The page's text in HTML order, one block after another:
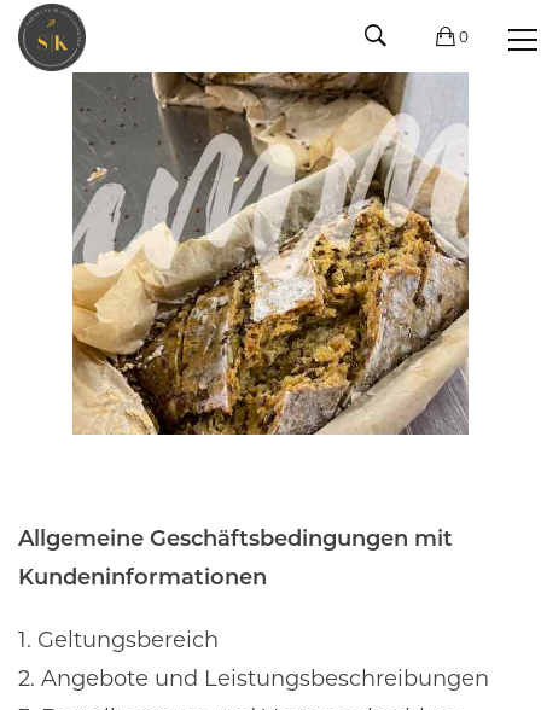
0
Allgemeine Geschäftsbedingungen mit
Kundeninformationen
1. Geltungsbereich
2. Angebote und Leistungsbeschreibungen